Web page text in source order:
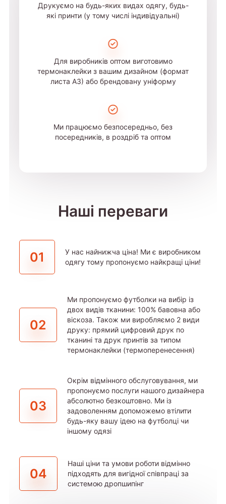
Друкуємо на будь-яких видах одягу, будь-
які принти (у тому числі індивідуальні)
Для виробників оптом виготовимо
термонаклейки з вашим дизайном (формат
листа А3) або брендовану уніформу
Ми працюємо безпосередньо, без
посередників, в роздріб та оптом
Наші переваги
01
У нас найнижча ціна! Ми є виробником
одягу тому пропонуємо найкращі ціни!
02
Ми пропонуємо футболки на вибір із
двох видів тканини: 100% бавовна або
віскоза. Також ми виробляємо 2 види
друку: прямий цифровий друк по
тканині та друк принтів за типом
термонаклейки (термоперенесення)
03
Окрім відмінного обслуговування, ми
пропонуємо послуги нашого дизайнера
абсолютно безкоштовно. Ми із
задоволенням допоможемо втілити
будь-яку вашу ідею на футболці чи
іншому одязі
04
Наші ціни та умови роботи відмінно
підходять для вигідної співпраці за
системою дропшипінг